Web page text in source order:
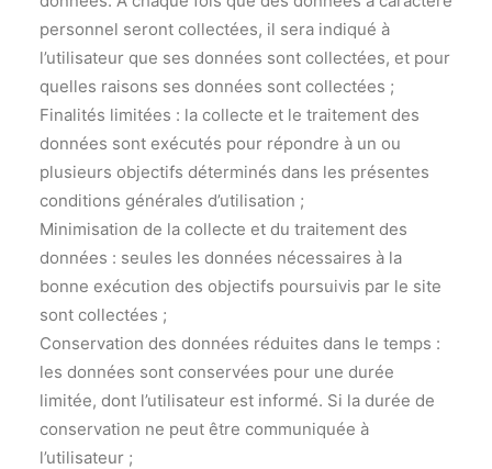
personnel seront collectées, il sera indiqué à
l’utilisateur que ses données sont collectées, et pour
quelles raisons ses données sont collectées ;
Finalités limitées : la collecte et le traitement des
données sont exécutés pour répondre à un ou
plusieurs objectifs déterminés dans les présentes
conditions générales d’utilisation ;
Minimisation de la collecte et du traitement des
données : seules les données nécessaires à la
bonne exécution des objectifs poursuivis par le site
sont collectées ;
Conservation des données réduites dans le temps :
les données sont conservées pour une durée
limitée, dont l’utilisateur est informé. Si la durée de
conservation ne peut être communiquée à
l’utilisateur ;